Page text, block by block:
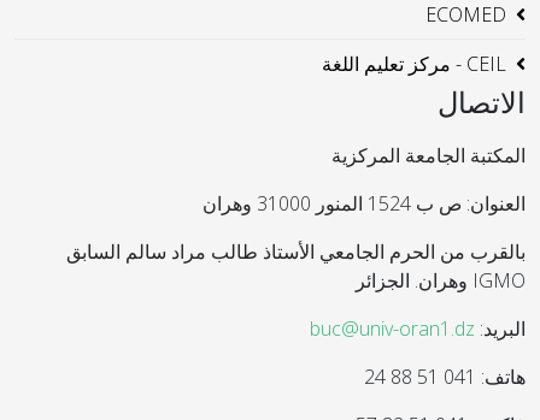
ECOMED
CEIL - مركز تعليم اللغة
الاتصال
المكتبة الجامعة المركزية
العنوان: ص ب 1524 المنور 31000 وهران
بالقرب من الحرم الجامعي الأستاذ طالب مراد سالم السابق
IGMO وهران. الجزائر
البريد: buc@univ-oran1.dz
هاتف: 041 51 88 24